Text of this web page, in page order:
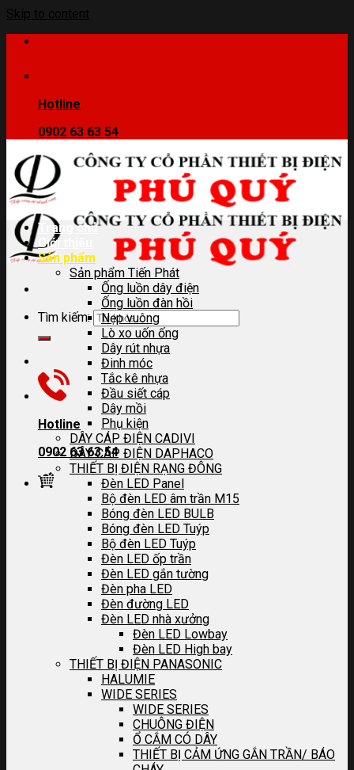
Hotline
0902 63 63 54
Tìm kiếm:
Hotline
0902 63 63 54
Trang chủ
Giới thiệu
Sản phẩm
Sản phẩm Tiến Phát
Ống luồn dây điện
Ống luồn đàn hồi
Nẹp vuông
Lò xo uốn ống
Dây rút nhựa
Đinh móc
Tắc kê nhựa
Đầu siết cáp
Dây mồi
Phụ kiện
DÂY CÁP ĐIỆN CADIVI
DÂY CÁP ĐIỆN DAPHACO
THIẾT BỊ ĐIỆN RẠNG ĐÔNG
Đèn LED Panel
Bộ đèn LED âm trần M15
Bóng đèn LED BULB
Bóng đèn LED Tuýp
Bộ đèn LED Tuýp
Đèn LED ốp trần
Đèn LED gắn tường
Đèn pha LED
Đèn đường LED
Đèn LED nhà xưởng
Đèn LED Lowbay
Đèn LED High bay
THIẾT BỊ ĐIỆN PANASONIC
HALUMIE
WIDE SERIES
WIDE SERIES
CHUÔNG ĐIỆN
Ổ CẮM CÓ DÂY
THIẾT BỊ CẢM ỨNG GẮN TRẦN/ BÁO